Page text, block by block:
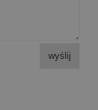
wyślij